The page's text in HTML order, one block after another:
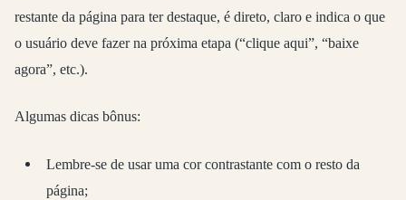
restante da página para ter destaque, é direto, claro e indica o que
o usuário deve fazer na próxima etapa (“clique aqui”, “baixe
agora”, etc.).
Algumas dicas bônus:
Lembre-se de usar uma cor contrastante com o resto da
página;